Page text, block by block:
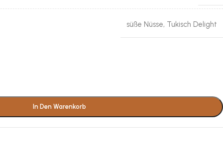
süße Nüsse, Tukisch Delight
In Den Warenkorb